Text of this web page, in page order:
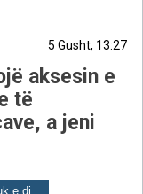
5 Gusht, 13:27
aksesin e
të
a jeni
e di